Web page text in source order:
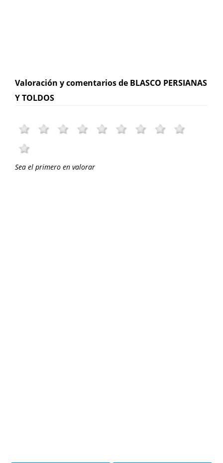
Valoración y comentarios de BLASCO PERSIANAS
Y TOLDOS
Sea el primero en valorar